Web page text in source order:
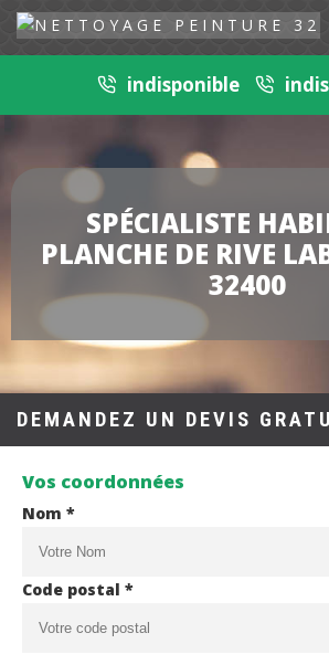
indisponible
SPÉCIALISTE
PLANCHE DE RIVE
32400
DEMANDEZ UN DEVIS
Vos coordonnées
Nom *
Code postal *